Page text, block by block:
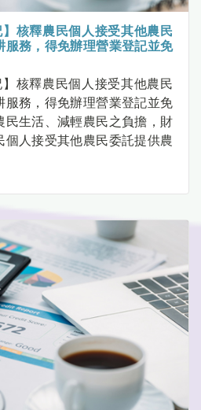
核釋農民個人接受其他農民
服務，得免辦理營業登記並免
核釋農民個人接受其他農民
服務，得免辦理營業登記並免
民生活、減輕農民之負擔，財
個人接受其他農民委託提供農